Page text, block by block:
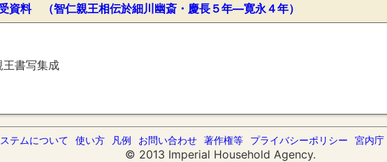
資料 （智仁親王相伝於細川幽斎・慶長５年―寛永４年）
王書写集成
テムについて 使い方 凡例 お問い合わせ 著作権等 プライバシーポリシー 宮内庁
© 2013 Imperial Household Agency.